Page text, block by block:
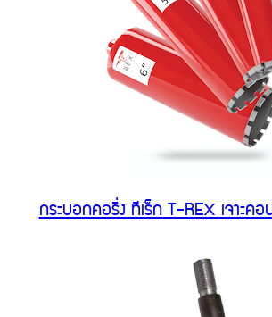
กระบอกคอริ่ง ทีเร็ก T-REX เจาะคอ